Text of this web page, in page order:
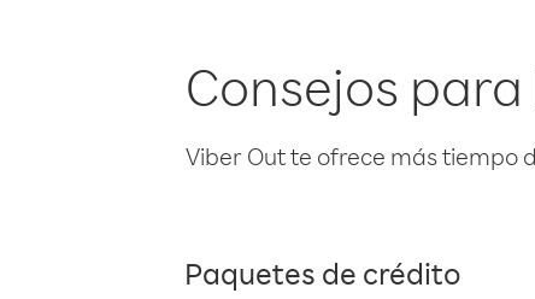
Consejos
Viber Out te ofrece más tiempo
Paquetes de crédito